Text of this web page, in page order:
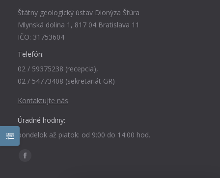
Štátny geologický ústav Dionýza Štúra
Mlynská dolina 1, 817 04 Bratislava 11
IČO: 31753604
Telefón:
02 / 59375238 (recepcia),
02 / 54773408 (sekretariát GR)
Kontaktujte nás
Úradné hodiny:
pondelok až piatok: od 9:00 do 14:00 hod.
Find us on:
Facebook